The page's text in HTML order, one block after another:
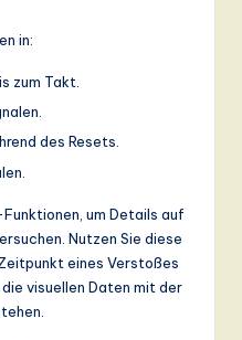
in:
zum Takt.
des Resets.
um Details auf
Nutzen Sie diese
eines Verstoßes
visuellen Daten mit der